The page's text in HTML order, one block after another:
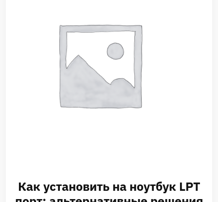
Как установить на ноутбук LPT